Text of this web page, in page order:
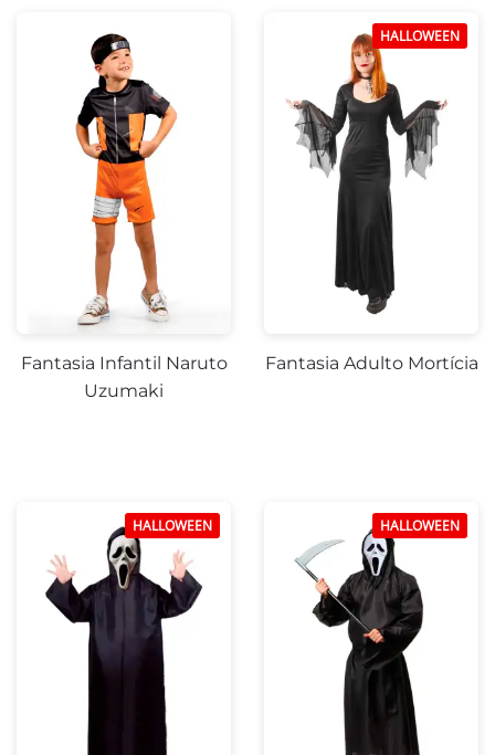
Fantasia Infantil Naruto
Uzumaki
HALLOWEEN
Fantasia Adulto Mortícia
HALLOWEEN HALLOWEEN